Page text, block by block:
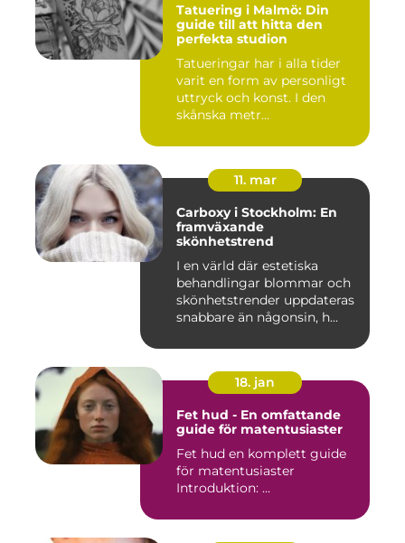
Tatuering i Malmö: Din
guide till att hitta den
perfekta studion
Tatueringar har i alla tider
varit en form av personligt
uttryck och konst. I den
skånska metr...
11. mar
Carboxy i Stockholm: En
framväxande
skönhetstrend
I en värld där estetiska
behandlingar blommar och
skönhetstrender uppdateras
snabbare än någonsin, h...
18. jan
Fet hud - En omfattande
guide för matentusiaster
Fet hud en komplett guide
för matentusiaster
Introduktion: ...